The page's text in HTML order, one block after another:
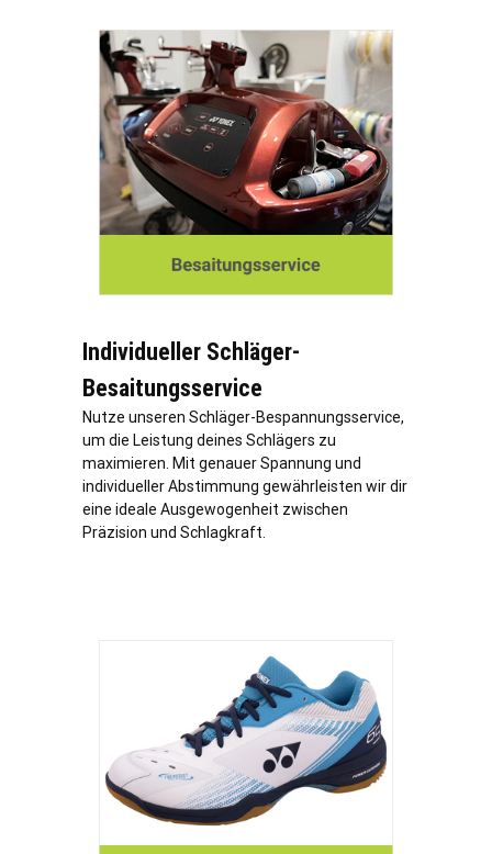
Individueller Schläger-
Besaitungsservice
Nutze unseren Schläger-Bespannungsservice,
um die Leistung deines Schlägers zu
maximieren. Mit genauer Spannung und
individueller Abstimmung gewährleisten wir dir
eine ideale Ausgewogenheit zwischen
Präzision und Schlagkraft.